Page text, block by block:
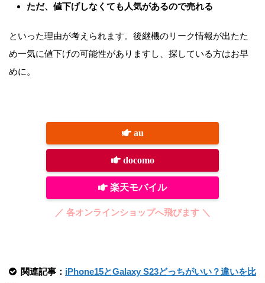
ただ、値下げしなくても人気があるので売れる
といった理由が考えられます。後継機のリーク情報が出たた
め一気に値下げの可能性がありますし、探している方はお早
めに。
au
docomo
楽天モバイル
／ 各オンラインショップへ飛びます ＼
関連記事： iPhone15とGalaxy S23どっちがいい？違いを比